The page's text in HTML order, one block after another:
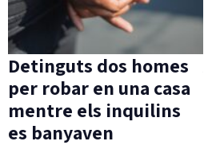
Aprovada una moció
d’ERC per
compatibilitzar Via
Ferrada i corb marí